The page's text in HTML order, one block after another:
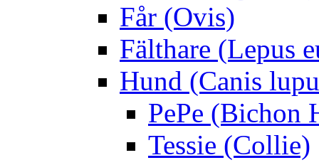
Får (Ovis)
Fälthare (Lepus
Hund (Canis
PePe (Bichon
Tessie (Collie)